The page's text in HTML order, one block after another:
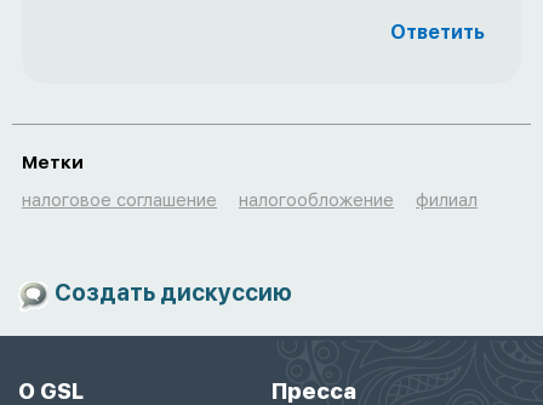
Ответить
Метки
налоговое соглашение
налогообложение филиал
Создать дискуссию
О GSL Пресса